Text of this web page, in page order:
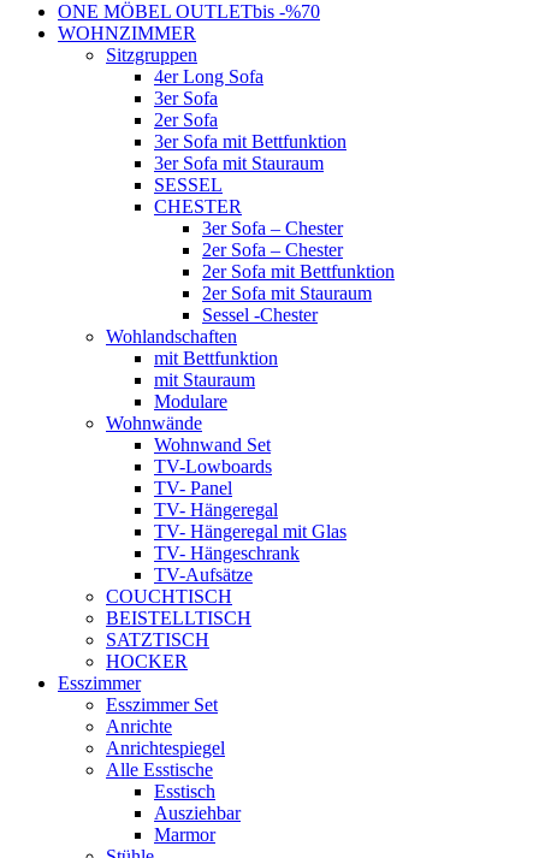
ONE MÖBEL OUTLETbis -%70
WOHNZIMMER
Sitzgruppen
4er Long Sofa
3er Sofa
2er Sofa
3er Sofa mit Bettfunktion
3er Sofa mit Stauraum
SESSEL
CHESTER
3er Sofa – Chester
2er Sofa – Chester
2er Sofa mit Bettfunktion
2er Sofa mit Stauraum
Sessel -Chester
Wohlandschaften
mit Bettfunktion
mit Stauraum
Modulare
Wohnwände
Wohnwand Set
TV-Lowboards
TV- Panel
TV- Hängeregal
TV- Hängeregal mit Glas
TV- Hängeschrank
TV-Aufsätze
COUCHTISCH
BEISTELLTISCH
SATZTISCH
HOCKER
Esszimmer
Esszimmer Set
Anrichte
Anrichtespiegel
Alle Esstische
Esstisch
Ausziehbar
Marmor